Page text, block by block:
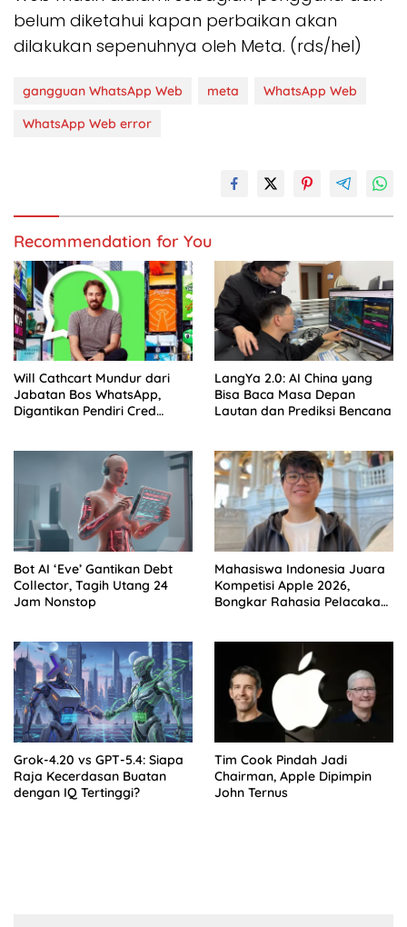
belum diketahui kapan perbaikan akan
dilakukan sepenuhnya oleh Meta. (rds/hel)
gangguan WhatsApp Web meta
WhatsApp Web
WhatsApp Web error
Recommendation for You
Will Cathcart Mundur dari
Jabatan Bos WhatsApp,
Digantikan Pendiri Cred
LangYa 2.0: AI China yang
Bisa Baca Masa Depan
Lautan dan Prediksi Bencana
Bot AI ‘Eve’ Gantikan Debt
Collector, Tagih Utang 24
Jam Nonstop
Mahasiswa Indonesia Juara
Kompetisi Apple 2026,
Bongkar Rahasia Pelacakan
Grok-4.20 vs GPT-5.4: Siapa
Raja Kecerdasan Buatan
dengan IQ Tertinggi?
Tim Cook Pindah Jadi
Chairman, Apple Dipimpin
John Ternus